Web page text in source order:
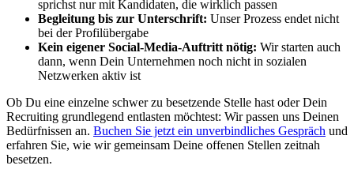
sprichst nur mit Kandidaten, die wirklich passen
Begleitung bis zur Unterschrift: Unser Prozess endet nicht
bei der Profilübergabe
Kein eigener Social-Media-Auftritt nötig: Wir starten auch
dann, wenn Dein Unternehmen noch nicht in sozialen
Netzwerken aktiv ist
Ob Du eine einzelne schwer zu besetzende Stelle hast oder Dein
Recruiting grundlegend entlasten möchtest: Wir passen uns Deinen
Bedürfnissen an. Buchen Sie jetzt ein unverbindliches Gespräch und
erfahren Sie, wie wir gemeinsam Deine offenen Stellen zeitnah
besetzen.